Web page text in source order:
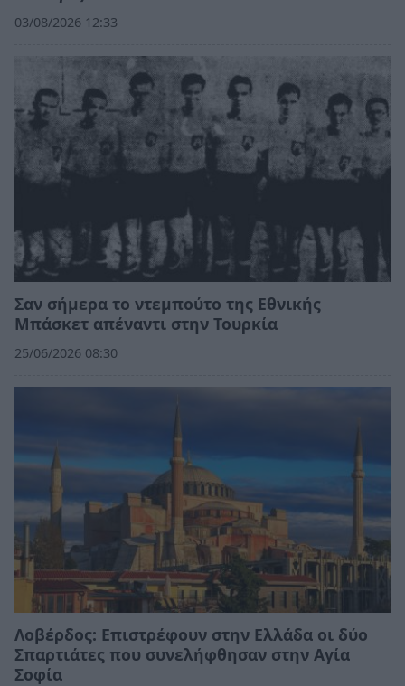
03/08/2026 12:33
Σαν σήμερα το ντεμπούτο της Εθνικής
Μπάσκετ απέναντι στην Τουρκία
25/06/2026 08:30
Λοβέρδος: Επιστρέφουν στην Ελλάδα οι δύο
Σπαρτιάτες που συνελήφθησαν στην Αγία
Σοφία